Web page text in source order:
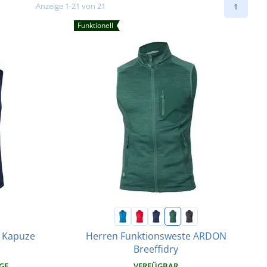
Anzeige 1-21 von 21 1
Funktionell
Herren Funktionsweste ARDON
Breeffidry